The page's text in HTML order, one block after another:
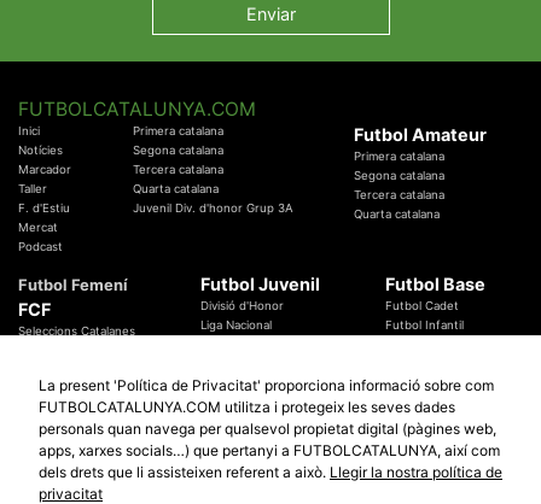
FUTBOLCATALUNYA.COM
Inici
Notícies
Marcador
Taller
F. d'Estiu
Mercat
Podcast
Primera catalana
Segona catalana
Tercera catalana
Quarta catalana
Juvenil Div. d'honor Grup 3A
Futbol Amateur
Primera catalana
Segona catalana
Tercera catalana
Quarta catalana
Futbol Femení
FCF
Seleccions Catalanes
Temes Federatius
Futbol Juvenil
Divisió d'Honor
Liga Nacional
Futbol Base
Futbol Cadet
Futbol Infantil
Futbol Catalunya
Promocions
Sortejos
Participació
Especials
Copa Catalunya Absoluta 2019
Copa del Rei 2019 - 2020
La present 'Política de Privacitat' proporciona informació sobre com
FUTBOLCATALUNYA.COM utilitza i protegeix les seves dades
personals quan navega per qualsevol propietat digital (pàgines web,
apps, xarxes socials…) que pertanyi a FUTBOLCATALUNYA, així com
dels drets que li assisteixen referent a això. Llegir la nostra política de
privacitat